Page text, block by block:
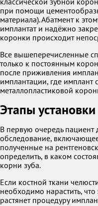
при помощи
материала). Абатмент к
имплантат и надёжно
коронки происходит
Все вышеперечисленные
только к постоянным
после приживления
имплантации, где имплант
металлопластиковой
Этапы
В первую очередь
обследование,
полученные на
определить, в каком
корни зуба.
Если костной ткани
необходимо нарастить, что
растянет процедуру